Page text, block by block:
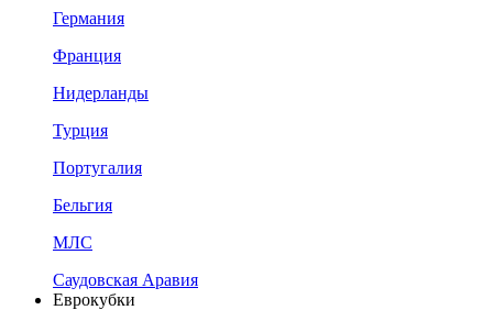
Германия
Франция
Нидерланды
Турция
Португалия
Бельгия
МЛС
Саудовская Аравия
Еврокубки